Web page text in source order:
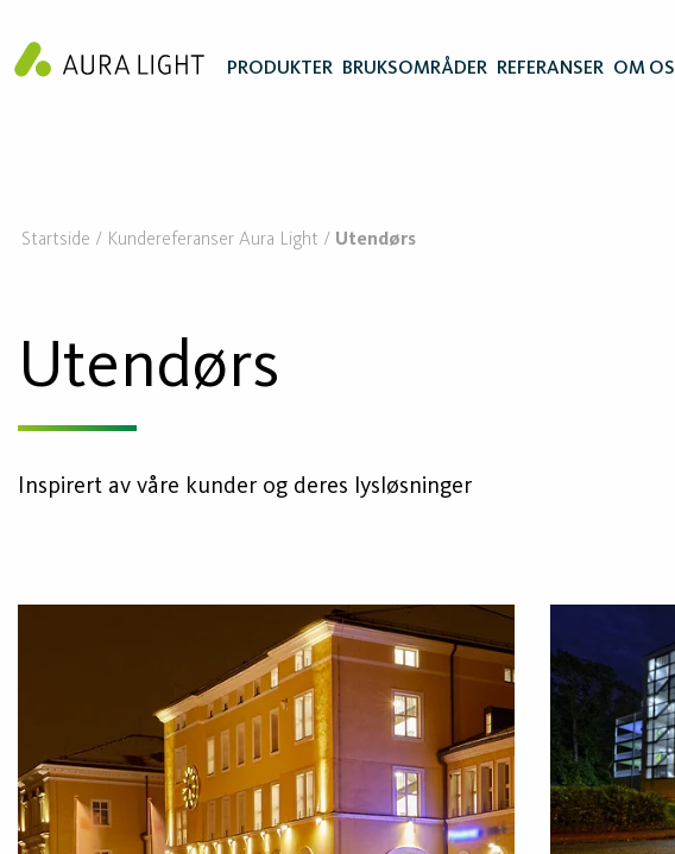
PRODUKTER BRUKSOMRÅDER REFERANSER OM
Startside Kundereferanser Aura Light Utendørs
Utendørs
Inspirert av våre kunder og deres lysløsninger